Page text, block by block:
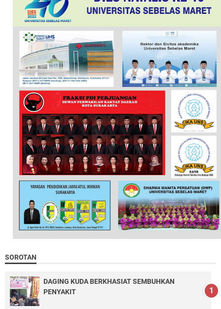
SOROTAN
DAGING KUDA BERKHASIAT SEMBUHKAN
PENYAKIT